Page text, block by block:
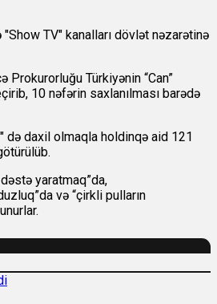
TV" kanalları dövlət nəzarətinə
Prokurorluğu Türkiyənin “Can”
10 nəfərin saxlanılması barədə
də daxil olmaqla holdinqə aid 121
yaratmaq”da,
və “çirkli pulların